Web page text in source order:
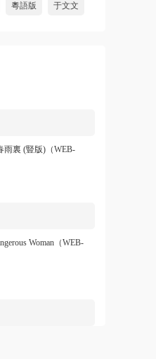
粵語版 于文文
雨裏 (豎版)（WEB-
Woman（WEB-